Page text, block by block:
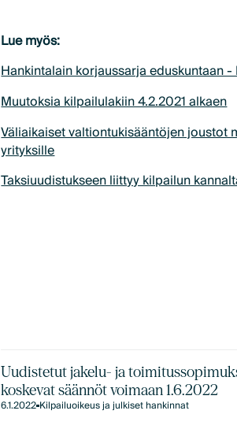
Lue myös:
Hankintalain korjaussarja eduskuntaan
Muutoksia kilpailulakiin 4.2.2021 alkaen
Väliaikaiset valtiontukisääntöjen joustot
yrityksille
Taksiuudistukseen liittyy kilpailun
Uudistetut jakelu- ja
koskevat säännöt voimaan 1.6.2022
6.1.2022Kilpailuoikeus ja julkiset hankinnat